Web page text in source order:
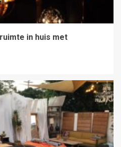
in huis met